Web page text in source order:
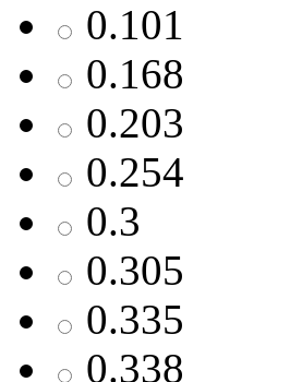
0.101
0.168
0.203
0.254
0.3
0.305
0.335
0.338